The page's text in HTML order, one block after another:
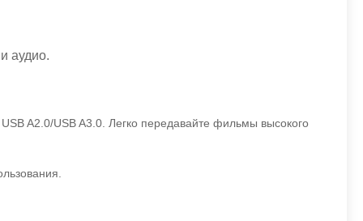
аудио.
A2.0/USB A3.0. Легко передавайте фильмы высокого